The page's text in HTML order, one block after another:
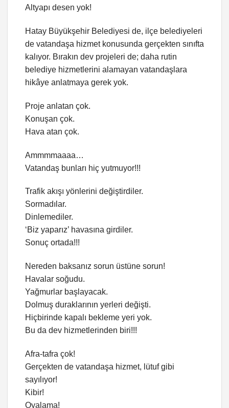
Altyapı desen yok!
Hatay Büyükşehir Belediyesi de, ilçe belediyeleri
de vatandaşa hizmet konusunda gerçekten sınıfta
kalıyor. Bırakın dev projeleri de; daha rutin
belediye hizmetlerini alamayan vatandaşlara
hikâye anlatmaya gerek yok.
Proje anlatan çok.
Konuşan çok.
Hava atan çok.
Ammmmaaaa…
Vatandaş bunları hiç yutmuyor!!!
Trafik akışı yönlerini değiştirdiler.
Sormadılar.
Dinlemediler.
‘Biz yaparız’ havasına girdiler.
Sonuç ortada!!!
Nereden baksanız sorun üstüne sorun!
Havalar soğudu.
Yağmurlar başlayacak.
Dolmuş duraklarının yerleri değişti.
Hiçbirinde kapalı bekleme yeri yok.
Bu da dev hizmetlerinden biri!!!
Afra-tafra çok!
Gerçekten de vatandaşa hizmet, lütuf gibi
sayılıyor!
Kibir!
Oyalama!